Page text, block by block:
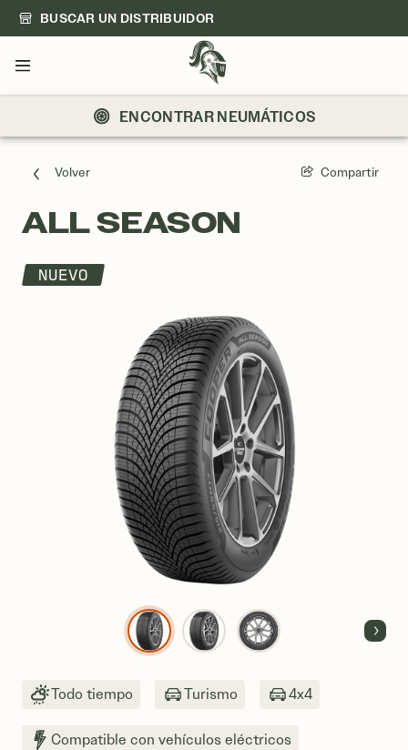
BUSCAR UN DISTRIBUIDOR
Menú
ENCONTRAR NEUMÁTICOS
Volver Compartir
ALL SEASON
NUEVO
Next
Todo tiempo Turismo 4x4
Compatible con vehículos eléctricos